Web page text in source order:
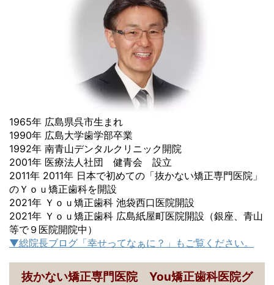
1965年 広島県呉市生まれ
1990年 広島大学歯学部卒業
1992年 南青山デンタルクリニック開院
2001年 医療法人社団 健青会 設立
2011年 2011年 日本で初めての「抜かない矯正専門医院」
のＹｏｕ矯正歯科を開設
2021年 Ｙｏｕ矯正歯科 池袋西口医院開設
2021年 Ｙｏｕ矯正歯科 広島紙屋町医院開設（銀座、青山
等で９医院開院中）
▼総院長ブログ「幸せってなぁに？」もご覧ください。
抜かない矯正専門医院 You矯正歯科医院グ